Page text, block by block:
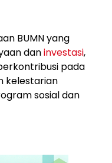
BUMN yang
daninvestasi,
pada
kelestarian
sosial dan